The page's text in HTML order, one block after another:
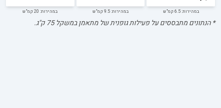
במהירות: 6.5 קמ"ש במהירות: 9.5 קמ"ש במהירות: 20 קמ"ש
* הנתונים מתבססים על פעילות גופנית של מתאמן במשקל75ק"ג.